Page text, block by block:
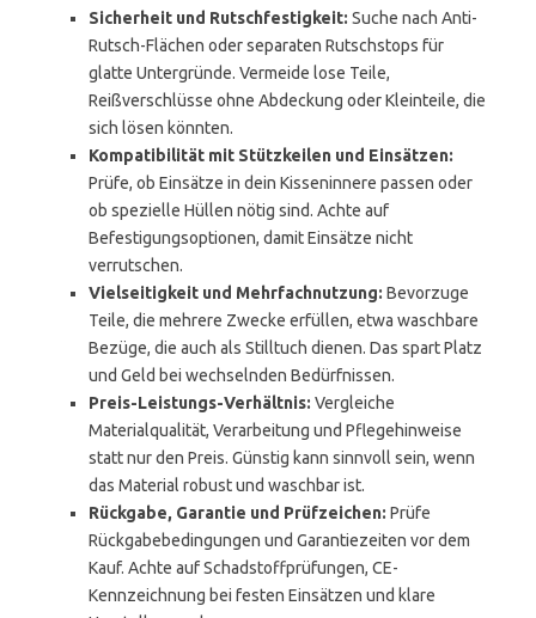
Sicherheit und Rutschfestigkeit: Suche nach Anti-
Rutsch-Flächen oder separaten Rutschstops für
glatte Untergründe. Vermeide lose Teile,
Reißverschlüsse ohne Abdeckung oder Kleinteile, die
sich lösen könnten.
Kompatibilität mit Stützkeilen und Einsätzen:
Prüfe, ob Einsätze in dein Kisseninnere passen oder
ob spezielle Hüllen nötig sind. Achte auf
Befestigungsoptionen, damit Einsätze nicht
verrutschen.
Vielseitigkeit und Mehrfachnutzung: Bevorzuge
Teile, die mehrere Zwecke erfüllen, etwa waschbare
Bezüge, die auch als Stilltuch dienen. Das spart Platz
und Geld bei wechselnden Bedürfnissen.
Preis-Leistungs-Verhältnis: Vergleiche
Materialqualität, Verarbeitung und Pflegehinweise
statt nur den Preis. Günstig kann sinnvoll sein, wenn
das Material robust und waschbar ist.
Rückgabe, Garantie und Prüfzeichen: Prüfe
Rückgabebedingungen und Garantiezeiten vor dem
Kauf. Achte auf Schadstoffprüfungen, CE-
Kennzeichnung bei festen Einsätzen und klare